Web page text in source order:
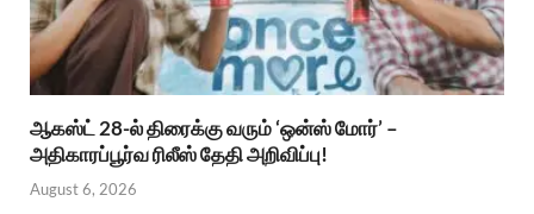
ஆகஸ்ட் 28-ல் திரைக்கு வரும் ‘ஒன்ஸ் மோர்’ –
அதிகாரப்பூர்வ ரிலீஸ் தேதி அறிவிப்பு!
August 6, 2026